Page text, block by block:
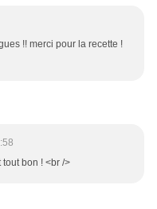
!! merci pour la recette !
tout bon ! <br />